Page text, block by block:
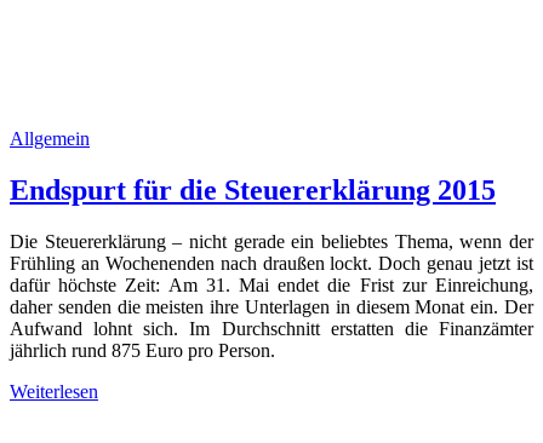
Allgemein
Endspurt für die Steuererklärung 2015
Die Steuererklärung – nicht gerade ein beliebtes Thema, wenn der
Frühling an Wochenenden nach draußen lockt. Doch genau jetzt ist
dafür höchste Zeit: Am 31. Mai endet die Frist zur Einreichung,
daher senden die meisten ihre Unterlagen in diesem Monat ein. Der
Aufwand lohnt sich. Im Durchschnitt erstatten die Finanzämter
jährlich rund 875 Euro pro Person.
Weiterlesen